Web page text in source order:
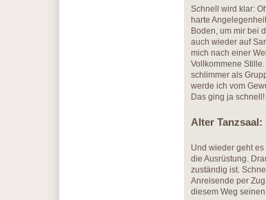
Schnell wird klar:
harte
Boden, um mir bei
auch wieder auf
mich nach einer
Vollkommene
schlimmer als
werde ich vom
Das ging ja schnell!
Alter
Und wieder geht
die Ausrüstung.
zuständig ist.
Anreisende per
diesem Weg